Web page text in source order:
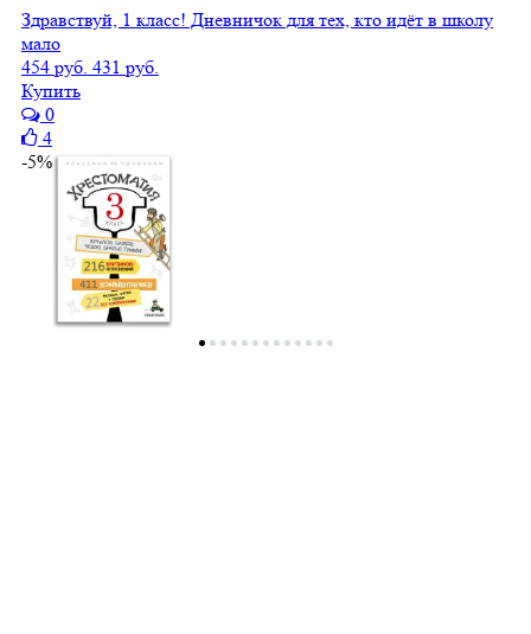
Здравствуй, 1 класс! Дневничок для тех, кто идёт в школу
мало
454 руб. 431 руб.
Купить
0
4
-5%